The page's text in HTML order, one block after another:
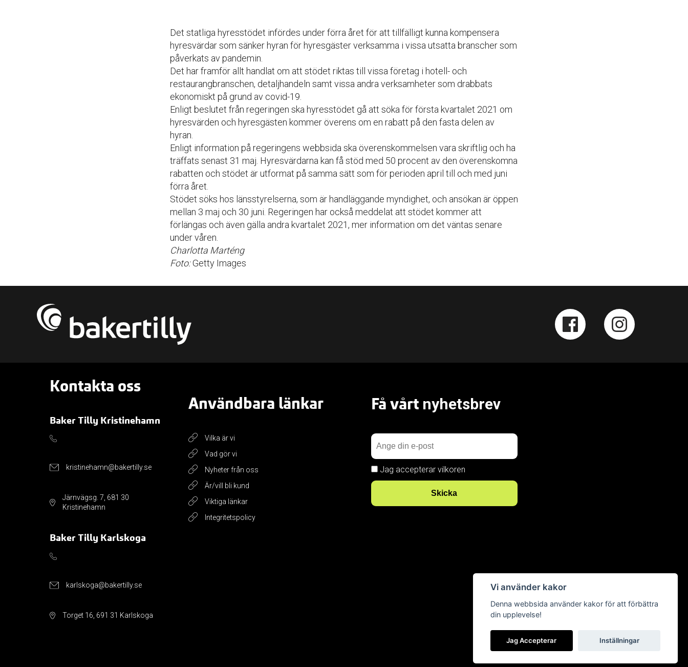
Det statliga hyresstödet infördes under förra året för att tillfälligt kunna kompensera
hyresvärdar som sänker hyran för hyresgäster verksamma i vissa utsatta branscher som
påverkats av pandemin.
Det har framför allt handlat om att stödet riktas till vissa företag i hotell- och
restaurangbranschen, detaljhandeln samt vissa andra verksamheter som drabbats
ekonomiskt på grund av covid-19.
Enligt beslutet från regeringen ska hyresstödet gå att söka för första kvartalet 2021 om
hyresvärden och hyresgästen kommer överens om en rabatt på den fasta delen av
hyran.
Enligt information på regeringens webbsida ska överenskommelsen vara skriftlig och ha
träffats senast 31 maj. Hyresvärdarna kan få stöd med 50 procent av den överenskomna
rabatten och stödet är utformat på samma sätt som för perioden april till och med juni
förra året.
Stödet söks hos länsstyrelserna, som är handläggande myndighet, och ansökan är öppen
mellan 3 maj och 30 juni. Regeringen har också meddelat att stödet kommer att
förlängas och även gälla andra kvartalet 2021, mer information om det väntas senare
under våren.
Charlotta Marténg
Foto:Getty Images
Kontakta oss
Baker Tilly Kristinehamn
kristinehamn@bakertilly.se
Järnvägsg. 7, 681 30
Kristinehamn
Baker Tilly Karlskoga
karlskoga@bakertilly.se
Torget 16, 691 31 Karlskoga
Användbara länkar
Vilka är vi
Vad gör vi
Nyheter från oss
Är/vill bli kund
Viktiga länkar
Integritetspolicy
Få vårt nyhetsbrev
Jag accepterar vilkoren
Skicka
Now, for
Vi använder kakor
Denna webbsida använder kakor för att förbättra
din upplevelse!
Jag Accepterar Inställningar